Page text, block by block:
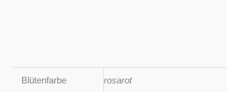
Blütenfarbe rosarot